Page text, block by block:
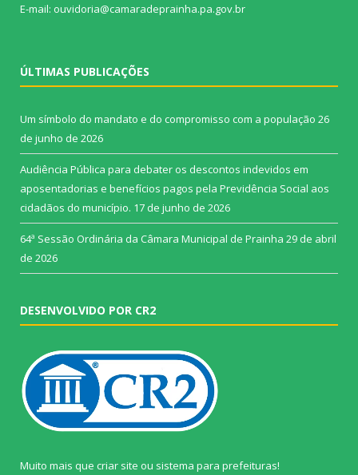
E-mail: ouvidoria@camaradeprainha.pa.gov.br
ÚLTIMAS PUBLICAÇÕES
Um símbolo do mandato e do compromisso com a população 26
de junho de 2026
Audiência Pública para debater os descontos indevidos em
aposentadorias e benefícios pagos pela Previdência Social aos
cidadãos do município. 17 de junho de 2026
64ª Sessão Ordinária da Câmara Municipal de Prainha 29 de abril
de 2026
DESENVOLVIDO POR CR2
Muito mais que criar site ou sistema para prefeituras!